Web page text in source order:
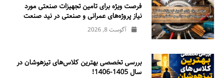
فرصت ویژه برای تامین تجهیزات صنعتی مورد
نیاز پروژه‌های عمرانی و صنعتی در نید صنعت
آگوست 8, 2026
بررسی تخصصی بهترین کلاس‌های تیزهوشان در
سال 1405-1406!